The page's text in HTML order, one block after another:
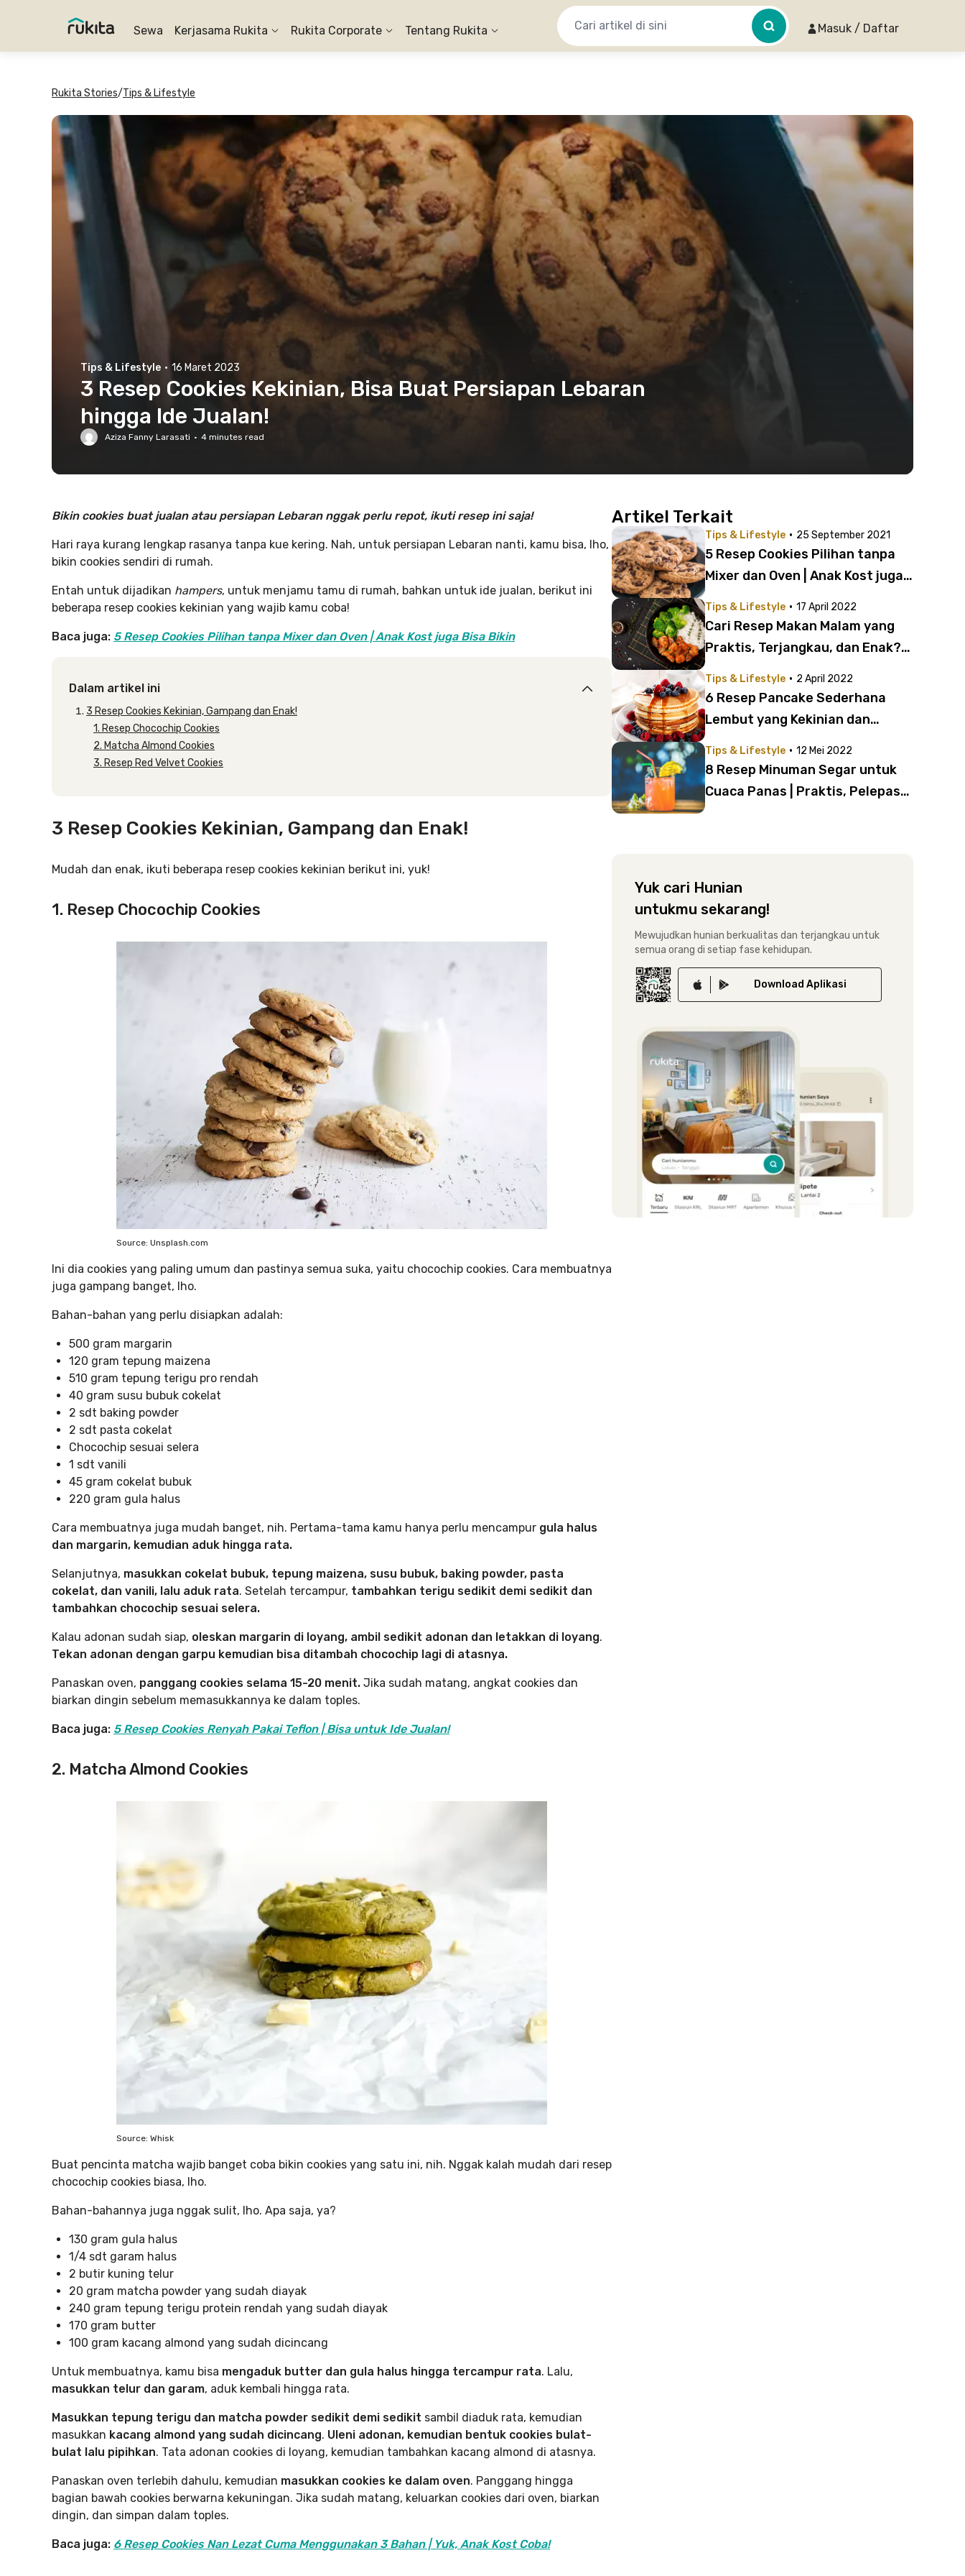
Sewa Kerjasama Rukita Rukita Corporate Tentang Rukita Masuk / Daftar
Rukita Stories/Tips & Lifestyle
Tips & Lifestyle · 16 Maret 2023
3 Resep Cookies Kekinian, Bisa Buat Persiapan Lebaran
hingga Ide Jualan!
Aziza Fanny Larasati · 4 minutes read
Bikin cookies buat jualan atau persiapan Lebaran nggak perlu repot, ikuti resep ini saja!
Hari raya kurang lengkap rasanya tanpa kue kering. Nah, untuk persiapan Lebaran nanti, kamu bisa, lho,
bikin cookies sendiri di rumah.
Entah untuk dijadikan hampers, untuk menjamu tamu di rumah, bahkan untuk ide jualan, berikut ini
beberapa resep cookies kekinian yang wajib kamu coba!
Baca juga: 5 Resep Cookies Pilihan tanpa Mixer dan Oven | Anak Kost juga Bisa Bikin
Dalam artikel ini
3 Resep Cookies Kekinian, Gampang dan Enak!
1. Resep Chocochip Cookies
2. Matcha Almond Cookies
3. Resep Red Velvet Cookies
3 Resep Cookies Kekinian, Gampang dan Enak!
Mudah dan enak, ikuti beberapa resep cookies kekinian berikut ini, yuk!
1. Resep Chocochip Cookies
Source: Unsplash.com
Ini dia cookies yang paling umum dan pastinya semua suka, yaitu chocochip cookies. Cara membuatnya
juga gampang banget, lho.
Bahan-bahan yang perlu disiapkan adalah:
500 gram margarin
120 gram tepung maizena
510 gram tepung terigu pro rendah
40 gram susu bubuk cokelat
2 sdt baking powder
2 sdt pasta cokelat
Chocochip sesuai selera
1 sdt vanili
45 gram cokelat bubuk
220 gram gula halus
Cara membuatnya juga mudah banget, nih. Pertama-tama kamu hanya perlu mencampur gula halus
dan margarin, kemudian aduk hingga rata.
Selanjutnya, masukkan cokelat bubuk, tepung maizena, susu bubuk, baking powder, pasta
cokelat, dan vanili, lalu aduk rata. Setelah tercampur, tambahkan terigu sedikit demi sedikit dan
tambahkan chocochip sesuai selera.
Kalau adonan sudah siap, oleskan margarin di loyang, ambil sedikit adonan dan letakkan di loyang.
Tekan adonan dengan garpu kemudian bisa ditambah chocochip lagi di atasnya.
Panaskan oven, panggang cookies selama 15-20 menit. Jika sudah matang, angkat cookies dan
biarkan dingin sebelum memasukkannya ke dalam toples.
Baca juga: 5 Resep Cookies Renyah Pakai Teflon | Bisa untuk Ide Jualan!
2. Matcha Almond Cookies
Source: Whisk
Buat pencinta matcha wajib banget coba bikin cookies yang satu ini, nih. Nggak kalah mudah dari resep
chocochip cookies biasa, lho.
Bahan-bahannya juga nggak sulit, lho. Apa saja, ya?
130 gram gula halus
1/4 sdt garam halus
2 butir kuning telur
20 gram matcha powder yang sudah diayak
240 gram tepung terigu protein rendah yang sudah diayak
170 gram butter
100 gram kacang almond yang sudah dicincang
Untuk membuatnya, kamu bisa mengaduk butter dan gula halus hingga tercampur rata. Lalu,
masukkan telur dan garam, aduk kembali hingga rata.
Masukkan tepung terigu dan matcha powder sedikit demi sedikit sambil diaduk rata, kemudian
masukkan kacang almond yang sudah dicincang. Uleni adonan, kemudian bentuk cookies bulat-
bulat lalu pipihkan. Tata adonan cookies di loyang, kemudian tambahkan kacang almond di atasnya.
Panaskan oven terlebih dahulu, kemudian masukkan cookies ke dalam oven. Panggang hingga
bagian bawah cookies berwarna kekuningan. Jika sudah matang, keluarkan cookies dari oven, biarkan
dingin, dan simpan dalam toples.
Baca juga: 6 Resep Cookies Nan Lezat Cuma Menggunakan 3 Bahan | Yuk, Anak Kost Coba!
Artikel Terkait
Tips & Lifestyle · 25 September 2021
5 Resep Cookies Pilihan tanpa
Mixer dan Oven | Anak Kost juga
Tips & Lifestyle · 17 April 2022
Cari Resep Makan Malam yang
Praktis, Terjangkau, dan Enak?
Tips & Lifestyle · 2 April 2022
6 Resep Pancake Sederhana
Lembut yang Kekinian dan
Tips & Lifestyle · 12 Mei 2022
8 Resep Minuman Segar untuk
Cuaca Panas | Praktis, Pelepas
Yuk cari Hunian
untukmu sekarang!
Mewujudkan hunian berkualitas dan terjangkau untuk
semua orang di setiap fase kehidupan.
Download Aplikasi